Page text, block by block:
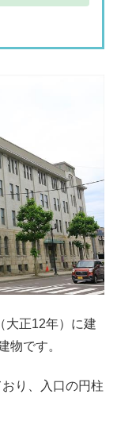
大正12年）に建
物です。
り、入口の円柱